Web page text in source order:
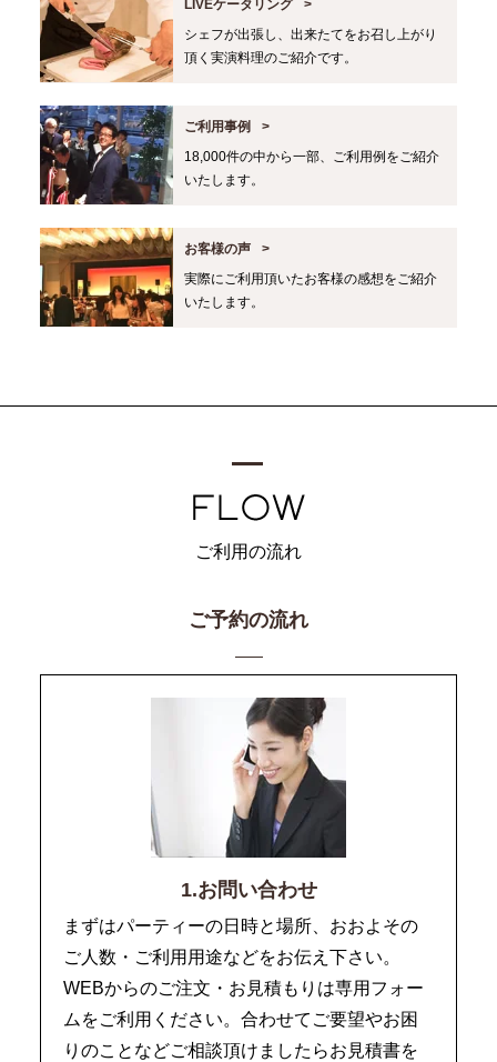
LIVEケータリング
シェフが出張し、出来たてをお召し上がり
頂く実演料理のご紹介です。
ご利用事例
18,000件の中から一部、ご利用例をご紹介
いたします。
お客様の声
実際にご利用頂いたお客様の感想をご紹介
いたします。
ご利用の流れ
ご予約の流れ
1.お問い合わせ
まずはパーティーの日時と場所、おおよその
ご人数・ご利用用途などをお伝え下さい。
WEBからのご注文・お見積もりは専用フォー
ムをご利用ください。合わせてご要望やお困
りのことなどご相談頂けましたらお見積書を